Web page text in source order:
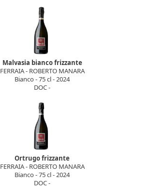
Malvasia bianco frizzante
FERRAIA - ROBERTO MANARA
Bianco - 75 cl - 2024
DOC -
Ortrugo frizzante
FERRAIA - ROBERTO MANARA
Bianco - 75 cl - 2024
DOC -